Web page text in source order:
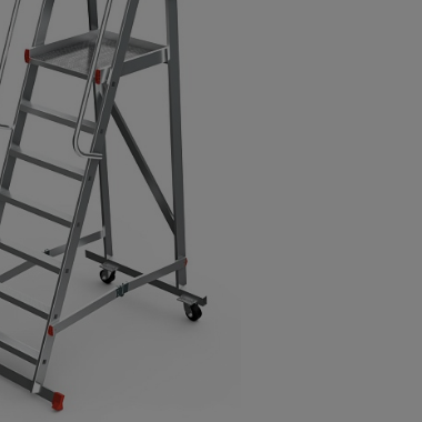
с арматурой
работ
и садовые